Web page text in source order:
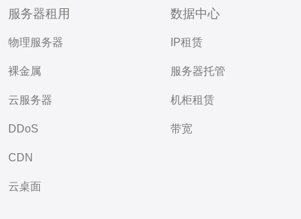
服务器租用
物理服务器
裸金属
云服务器
DDoS
CDN
云桌面
数据中心
IP租赁
服务器托管
机柜租赁
带宽